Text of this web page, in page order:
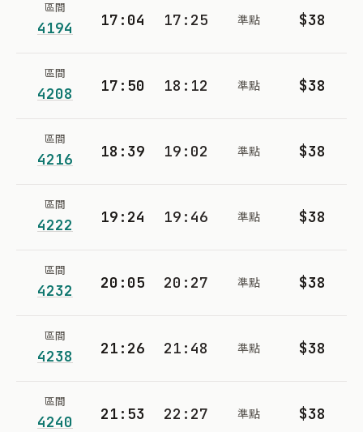
區間
4194 17:04 17:25 準點 $38
區間
4208 17:50 18:12 準點 $38
區間
4216 18:39 19:02 準點 $38
區間
4222 19:24 19:46 準點 $38
區間
4232 20:05 20:27 準點 $38
區間
4238 21:26 21:48 準點 $38
區間
4240 21:53 22:27 準點 $38